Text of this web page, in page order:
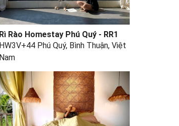
Rì Rào Homestay Phú Quý - RR1
HW3V+44 Phú Quý, Bình Thuận, Việt
Nam